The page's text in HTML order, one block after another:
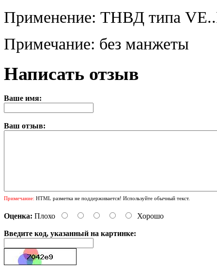
Применение: ТНВД типа
Примечание: без манжеты
Написать отзыв
Ваше имя:
Ваш отзыв:
Примечание: HTML разметка не поддерживается! Используйте обычный текст.
Оценка: Плохо Хорошо
Введите код, указанный на картинке: